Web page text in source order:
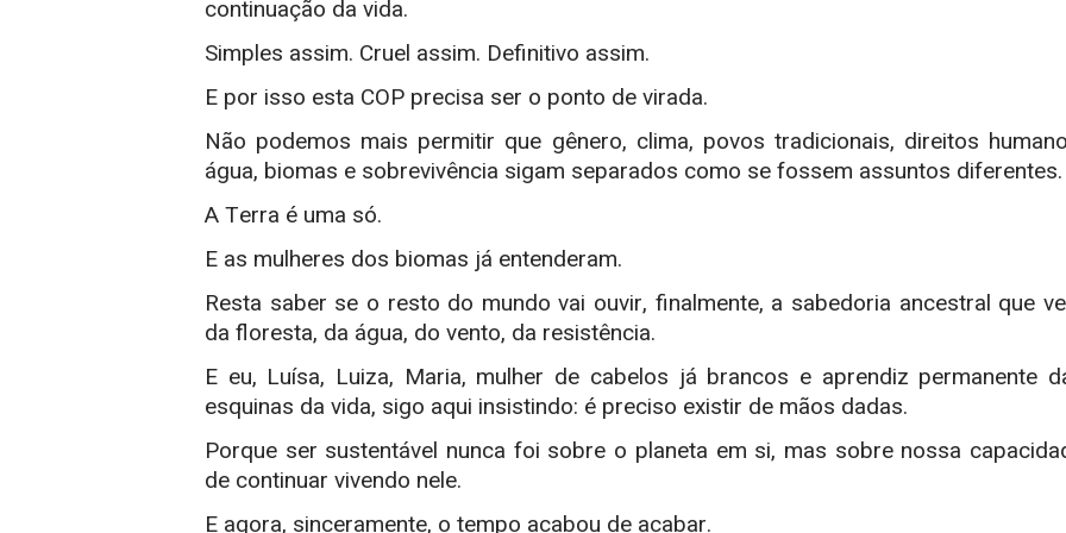
continuação da vida.
Simples assim. Cruel assim. Definitivo assim.
E por isso esta COP precisa ser o ponto de virada.
Não podemos mais permitir que gênero, clima, povos tradicionais, direitos
água, biomas e sobrevivência sigam separados como se fossem assuntos diferentes.
A Terra é uma só.
E as mulheres dos biomas já entenderam.
Resta saber se o resto do mundo vai ouvir, finalmente, a sabedoria ancestral que
da floresta, da água, do vento, da resistência.
E eu, Luísa, Luiza, Maria, mulher de cabelos já brancos e aprendiz permanente
esquinas da vida, sigo aqui insistindo: é preciso existir de mãos dadas.
Porque ser sustentável nunca foi sobre o planeta em si, mas sobre nossa
de continuar vivendo nele.
E agora, sinceramente, o tempo acabou de acabar.